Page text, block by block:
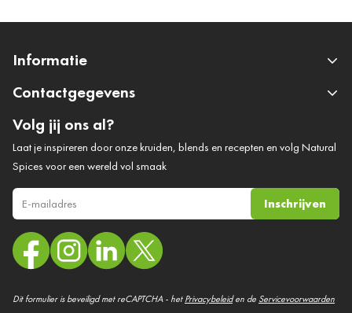
Informatie
Contactgegevens
Volg jij ons al?
Laat je inspireren door onze kruiden, blends en recepten en volg Natural
Spices voor een wereld vol smaak
Inschrijven
Dit formulier is beveiligd met reCAPTCHA - hetPrivacybeleiden de Servicevoorwaarden